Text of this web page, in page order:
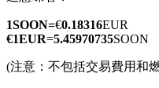
美股、外匯、貴金屬
1SOON=€0.18316EUR
€1EUR=5.45970735SOON
(注意：不包括交易費用和